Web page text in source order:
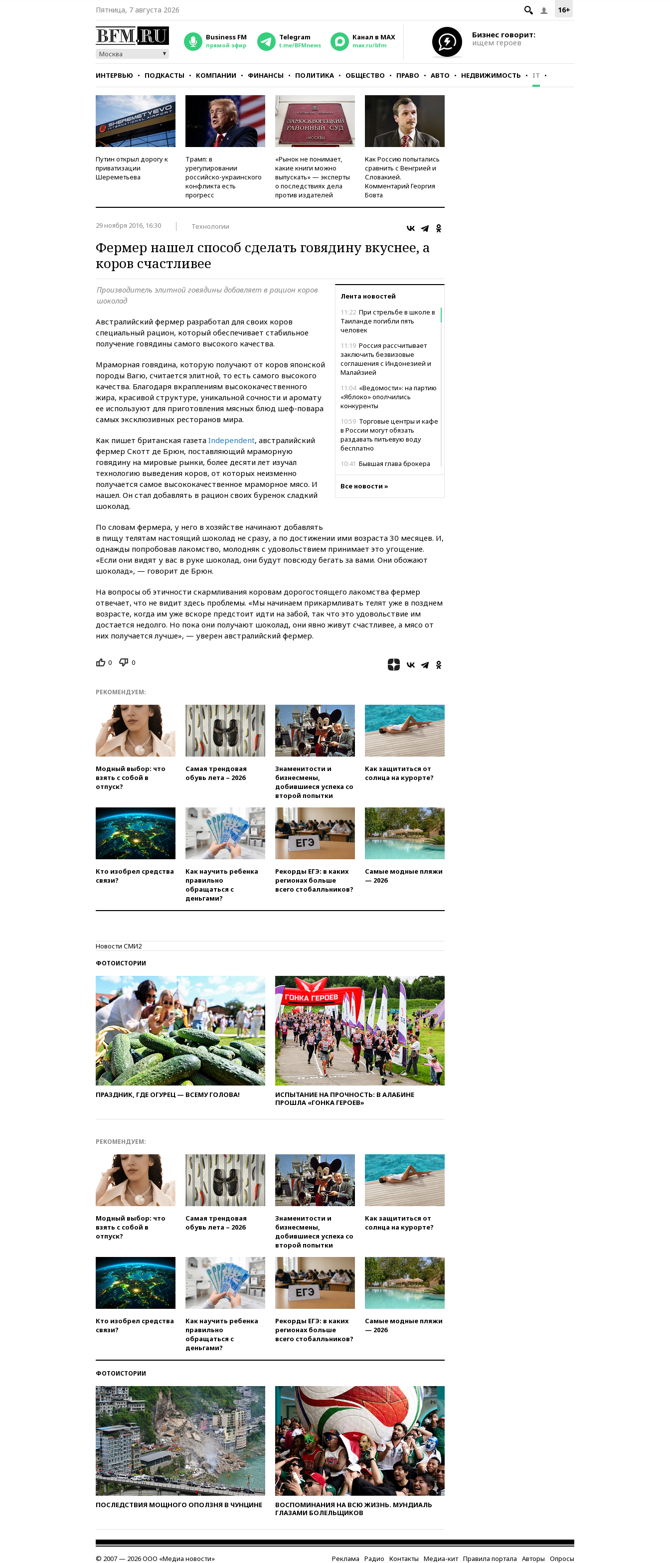
16+
Пятница, 7 августа 2026
Москва
Business FM
прямой эфир
Telegram
t.me/BFMnews
Канал в MAX
max.ru/bfm
Бизнес говорит:
ищем героев
ИНТЕРВЬЮ ПОДКАСТЫ КОМПАНИИ ФИНАНСЫ ПОЛИТИКА ОБЩЕСТВО ПРАВО АВТО НЕДВИЖИМОСТЬ IT
СТИЛЬ ТЕСТЫ
Путин открыл дорогу к
приватизации
Шереметьева
Трамп: в
урегулировании
российско-украинского
конфликта есть
прогресс
«Рынок не понимает,
какие книги можно
выпускать» — эксперты
о последствиях дела
против издателей
Как Россию попытались
сравнить с Венгрией и
Словакией.
Комментарий Георгия
Бовта
29 ноября 2016, 16:30 Технологии
Фермер нашел способ сделать говядину вкуснее, а
коров счастливее
Лента новостей
11:22 При стрельбе в школе в
Таиланде погибли пять
человек
11:19 Россия рассчитывает
заключить безвизовые
соглашения с Индонезией и
Малайзией
11:04 «Ведомости»: на партию
«Яблоко» ополчились
конкуренты
10:59 Торговые центры и кафе
в России могут обязать
раздавать питьевую воду
бесплатно
10:41 Бывшая глава брокера
10:41Пашинян: Армения
10:21ФСБ задержала более
20 сотрудников пунктов
обмена криптовалюты в
тратить средства дорожных
фондов на защиту трасс от
БПЛА
09:56Хакеры нашли
WSJ: Трамп «сходит с
09:36
Исландия и Черногория
в 2028 году могут войти в
состав Евросоюза
09:18
Пашинян сообщил о
приверженности Армении
принципам ЕАЭС
09:06
08:51
Осужденный в России
американец Гилман
находится при смерти
В Екатеринбурге
атакован склад Wildberries
07:52
В Таиланде ученик
устроил стрельбу в школе:
есть жертвы
07:00Лесной пожар в 30
06:00Суд обязал Meta
выплатить $567 млн по делу о
05:51Трамп подписал указ
против «родильного туризма»
в США
04:00Суд взыскал почти 5 млн
рублей в пользу семьи
отравившегося в детсаду
мальчика
03:00МИД РФ: попытки Запада
рассорить Россию и Казахстан
обречены на провал
02:00Ни один водоем Англии
не соответствует нормам
00:01
Трамп заявил о
необходимости пополнения
арсенала США
вчера, 23:28Слуцкий призвал
признать «Яблоко»
вчера, 23:15 В Смоленске
ребенок и женщина погибли
вчера, 22:55В Москве в
пятницу ожидаются ливни
вчера, 22:35Винисиус
продлил контракт с «Реалом»
вчера, 22:28Отказаться от
российского гражданства
вчера, 22:20Путин назвал 76-ю
легендарной
вчера, 22:15Путин заслушал
доклад о ситуации на
добропольском направлении
вчера, 21:58Генпрокуратура
признала нежелательным в
РФ американский Human
Rights Foundation
вчера, 21:35«Аэрофлот»
отменяет часть рейсов в Сочи
и Геленджик
вчера, 21:25
Европы в прыжках с 10-
метровой вышки
вчера, 21:10
РФ не получала
Все новости »
Производитель элитной говядины добавляет в рацион коров
шоколад
Австралийский фермер разработал для своих коров
специальный рацион, который обеспечивает стабильное
получение говядины самого высокого качества.
Мраморная говядина, которую получают от коров японской
породы Вагю, считается элитной, то есть самого высокого
качества. Благодаря вкраплениям высококачественного
жира, красивой структуре, уникальной сочности и аромату
ее используют для приготовления мясных блюд шеф-повара
самых эксклюзивных ресторанов мира.
Как пишет британская газета Independent, австралийский
фермер Скотт де Брюн, поставляющий мраморную
говядину на мировые рынки, более десяти лет изучал
технологию выведения коров, от которых неизменно
получается самое высококачественное мраморное мясо. И
нашел. Он стал добавлять в рацион своих буренок сладкий
шоколад.
По словам фермера, у него в хозяйстве начинают добавлять
в пищу телятам настоящий шоколад не сразу, а по достижении ими возраста 30 месяцев. И,
однажды попробовав лакомство, молодняк с удовольствием принимает это угощение.
«Если они видят у вас в руке шоколад, они будут повсюду бегать за вами. Они обожают
шоколад», — говорит де Брюн.
На вопросы об этичности скармливания коровам дорогостоящего лакомства фермер
отвечает, что не видит здесь проблемы. «Мы начинаем прикармливать телят уже в позднем
возрасте, когда им уже вскоре предстоит идти на забой, так что это удовольствие им
достается недолго. Но пока они получают шоколад, они явно живут счастливее, а мясо от
них получается лучше», — уверен австралийский фермер.
0 0
РЕКОМЕНДУЕМ:
Модный выбор: что
взять с собой в
отпуск?
Самая трендовая
обувь лета – 2026
Знаменитости и
бизнесмены,
добившиеся успеха со
второй попытки
Как защититься от
солнца на курорте?
Кто изобрел средства
связи?
Как научить ребенка
правильно
обращаться с
деньгами?
Рекорды ЕГЭ: в каких
регионах больше
всего стобалльников?
Самые модные пляжи
— 2026
Новости СМИ2
ФОТОИСТОРИИ
ПРАЗДНИК, ГДЕ ОГУРЕЦ — ВСЕМУ ГОЛОВА!
ИСПЫТАНИЕ НА ПРОЧНОСТЬ: В АЛАБИНЕ
ПРОШЛА «ГОНКА ГЕРОЕВ»
РЕКОМЕНДУЕМ:
Модный выбор: что
взять с собой в
отпуск?
Самая трендовая
обувь лета – 2026
Знаменитости и
бизнесмены,
добившиеся успеха со
второй попытки
Как защититься от
солнца на курорте?
Кто изобрел средства
связи?
Как научить ребенка
правильно
обращаться с
деньгами?
Рекорды ЕГЭ: в каких
регионах больше
всего стобалльников?
Самые модные пляжи
— 2026
ФОТОИСТОРИИ
ПОСЛЕДСТВИЯ МОЩНОГО ОПОЛЗНЯ В ЧУНЦИНЕ
ВОСПОМИНАНИЯ НА ВСЮ ЖИЗНЬ. МУНДИАЛЬ
ГЛАЗАМИ БОЛЕЛЬЩИКОВ
© 2007 — 2026 ООО «Медиа новости» Реклама Радио Контакты Медиа-кит Правила портала Авторы Опросы